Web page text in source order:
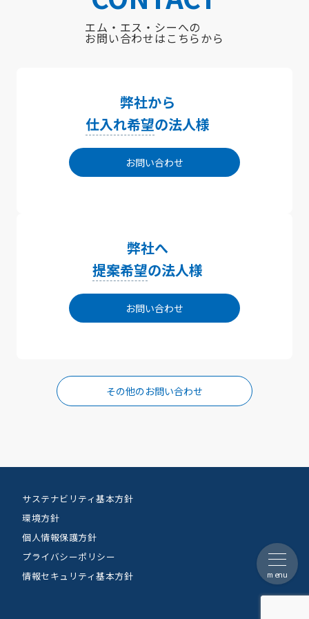
エム・エス・シーへの
お問い合わせはこちらから
弊社から
仕入れ希望の法人様
お問い合わせ
弊社へ
提案希望の法人様
お問い合わせ
その他のお問い合わせ
サステナビリティ基本方針
環境方針
個人情報保護方針
プライバシーポリシー
情報セキュリティ基本方針
menu